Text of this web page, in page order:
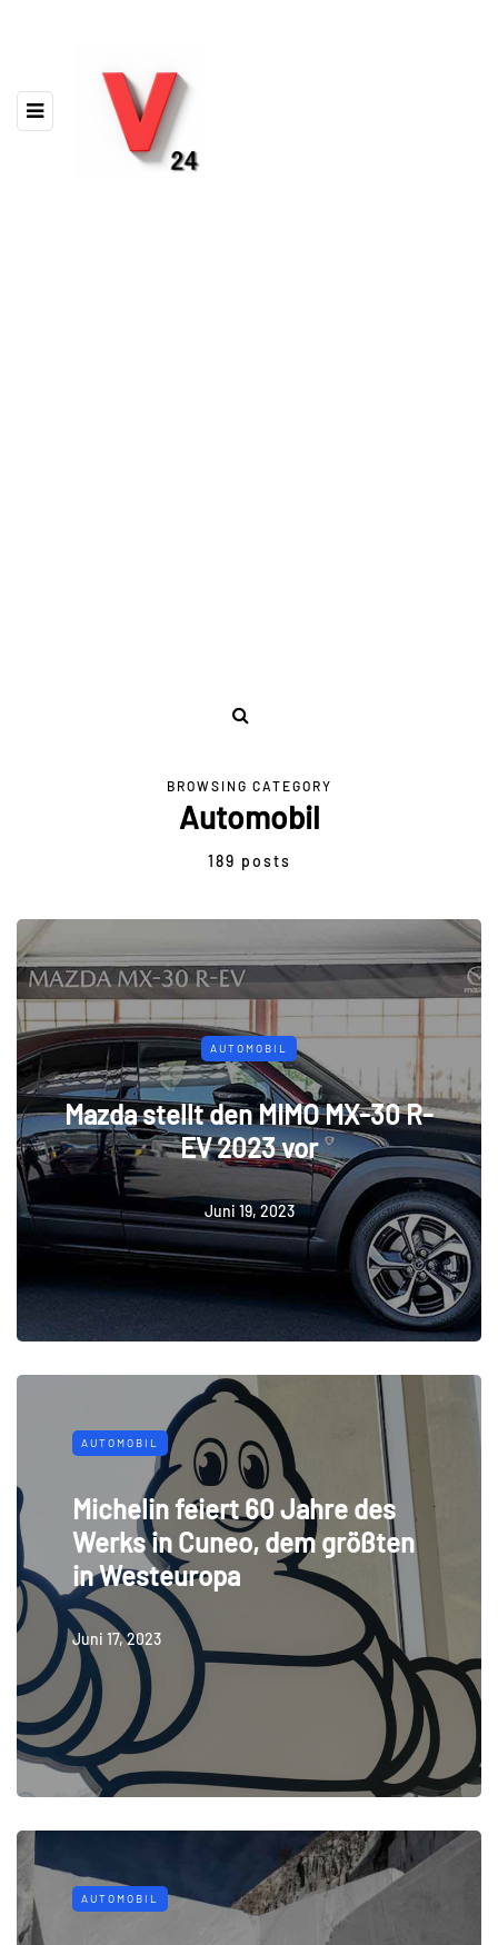
BROWSING CATEGORY
Automobil
189 posts
AUTOMOBIL
Mazda stellt den MIMO MX-30 R-
EV 2023 vor
Juni 19, 2023
AUTOMOBIL
Michelin feiert 60 Jahre des
Werks in Cuneo, dem größten
in Westeuropa
Juni 17, 2023
AUTOMOBIL